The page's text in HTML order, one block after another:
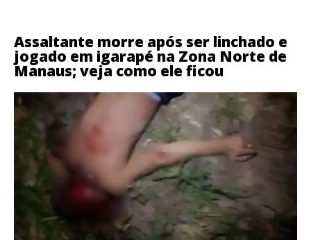
Assaltante morre após ser linchado e
jogado em igarapé na Zona Norte de
Manaus; veja como ele ficou